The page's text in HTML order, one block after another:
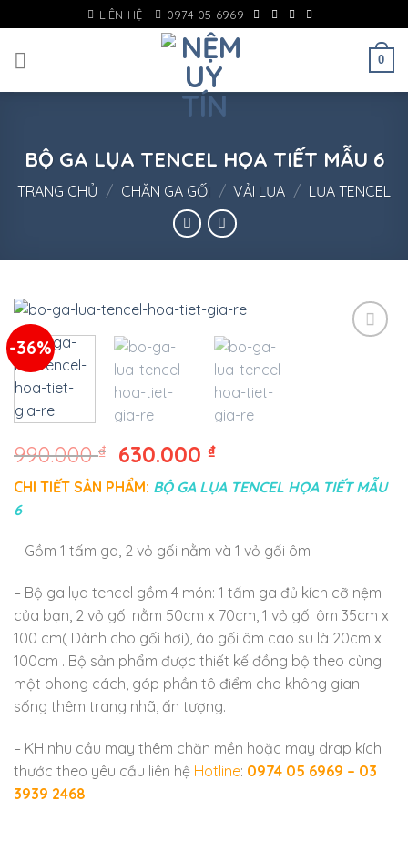
to
content
LIÊN HỆ 0974 05 6969
0
BỘ GA LỤA TENCEL HỌA TIẾT MẪU 6
TRANG CHỦ / CHĂN GA GỐI / VẢI LỤA / LỤA TENCEL
-36%
990.000₫ 630.000₫
CHI TIẾT SẢN PHẨM: BỘ GA LỤA TENCEL HỌA TIẾT MẪU
6
– Gồm 1 tấm ga, 2 vỏ gối nằm và 1 vỏ gối ôm
– Bộ ga lụa tencel gồm 4 món: 1 tấm ga đủ kích cỡ nệm
của bạn, 2 vỏ gối nằm 50cm x 70cm, 1 vỏ gối ôm 35cm x
100 cm( Dành cho gối hơi), áo gối ôm cao su là 20cm x
100cm . Bộ sản phẩm được thiết kế đồng bộ theo cùng
một phong cách, góp phần tô điểm cho không gian
sống thêm trang nhã, ấn tượng.
– KH nhu cầu may thêm chăn mền hoặc may drap kích
thước theo yêu cầu liên hệ Hotline: 0974 05 6969 – 03
3939 2468